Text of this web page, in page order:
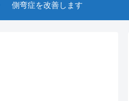
側弯症を改善します